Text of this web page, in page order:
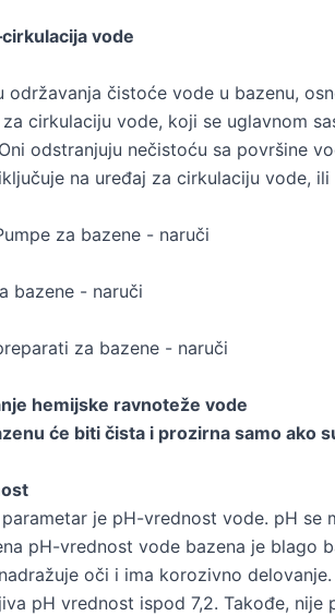
vode
održavanja čistoće vode u bazenu,
cirkulaciju vode, koji se uglavnom
odstranjuju nečistoću sa površine
na uređaj za cirkulaciju vode,
za bazene - naruči
bazene - naruči
za bazene - naruči
hemijske ravnoteže vode
će biti čista i prozirna samo ako
je pH-vrednost vode. pH se
pH-vrednost vode bazena je blago
oči i ima korozivno
pH vrednost ispod 7,2. Takođe,